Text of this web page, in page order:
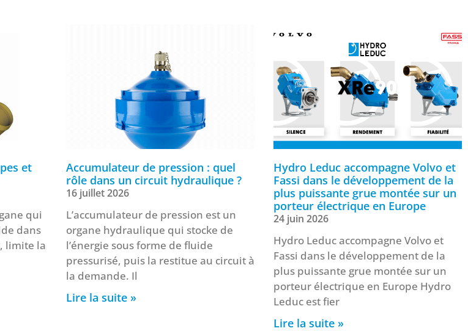
et
qui
dans
limite la
Accumulateur de pression : quel
rôle dans un circuit hydraulique ?
16 juillet 2026
L’accumulateur de pression est un
organe hydraulique qui stocke de
l’énergie sous forme de fluide
pressurisé, puis la restitue au circuit à
la demande. Il
Lire la suite »
Hydro Leduc accompagne Volvo et
Fassi dans le développement de la
plus puissante grue montée sur un
porteur électrique en Europe
24 juin 2026
Hydro Leduc accompagne Volvo et
Fassi dans le développement de la
plus puissante grue montée sur un
porteur électrique en Europe Hydro
Leduc est fier
Lire la suite »